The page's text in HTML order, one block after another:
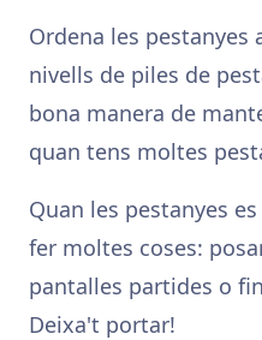
Ordena les pestanyes
nivells de piles de
bona manera de
quan tens moltes
Quan les pestanyes
fer moltes coses:
pantalles partides o
Deixa't portar!